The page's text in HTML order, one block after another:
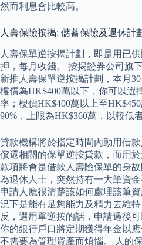
然而利息會比較高。
人壽保險按揭: 儲蓄保險及退休計
人壽保單逆按揭計劃，即是用已
押，每月收錢。 按揭證券公司旗
新推人壽保單逆按揭計劃，本月
樓價為HK$400萬以下，你可以選
率；樓價HK$400萬以上至
90%，上限為HK$360萬，以較低
貸款機構將於指定時間內動用借
償還相關的保單逆按貸款，而用
款項將會是借款人壽險保單的身
為退休人士，突然持有一大筆資金
申請人應很清楚該如何處理該筆
況下是能有足夠能力及精力去維
反，選用單逆按的話，申請過後
你的銀行戶口將定期獲得年金以
不需要為管理資產而煩惱。 人的